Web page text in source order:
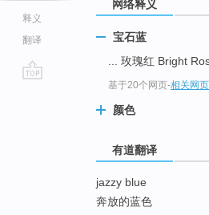
释义
翻译
网络释义
宝石蓝
... 玫瑰红 Bright
基于20个网页-相关网页
颜色
有道翻译
jazzy blue
奔放的蓝色